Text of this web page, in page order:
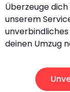
Überzeuge
unserem
deinen Umzug